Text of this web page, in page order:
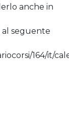
anche in
al seguente
164/it/